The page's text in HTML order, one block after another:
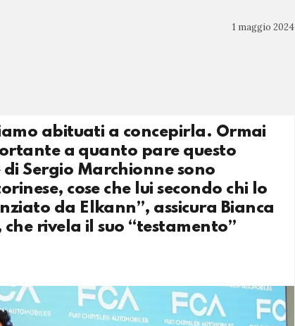
1 maggio 2024
abituati a concepirla. Ormai
a quanto pare questo
Sergio Marchionne sono
cose che lui secondo chi lo
da Elkann”, assicura Bianca
rivela il suo “testamento”